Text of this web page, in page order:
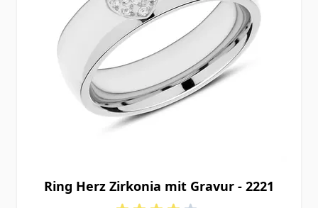
Ring Herz Zirkonia mit Gravur - 2221